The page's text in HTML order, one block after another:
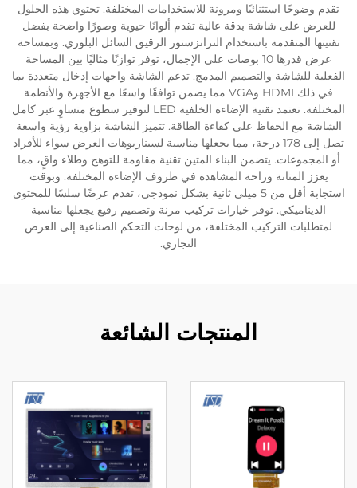
استثنائيًا ومرونة للاستخدامات المختلفة. تحتوي هذه الحلول
شاشة بدقة عالية تقدم ألوانًا حيوية وصورًا واضحة بفضل
باستخدام الترانزستور الرقيق السائل البلوري. وبمساحة
عرض قدرها 10 بوصات على الإجمال، توفر توازنًا مثاليًا بين المساحة
والتصميم المدمج. تدعم الشاشة واجهات إدخال متعددة بما
في ذلك HDMI وVGA مما يضمن توافقًا واسعًا مع الأجهزة والأنظمة
المختلفة. تعتمد تقنية الإضاءة الخلفية LED لتوفير سطوع متساوٍ عبر كامل
الحفاظ على كفاءة الطاقة. تتميز الشاشة بزاوية رؤية واسعة
تصل إلى 178 درجة، مما يجعلها مناسبة لسيناريوهات العرض سواء للأفراد
يتضمن البناء المتين تقنية مقاومة للتوهج وطلاء واقٍ، مما
وراحة المشاهدة في ظروف الإضاءة المختلفة. وبوقت
استجابة أقل من 5 ميلي ثانية بشكل نموذجي، تقدم عرضًا سلسًا للمحتوى
توفر خيارات تركيب مرنة وتصميم رفيع يجعلها مناسبة
التركيب المختلفة، من لوحات التحكم الصناعية إلى العرض
المنتجات الشائعة